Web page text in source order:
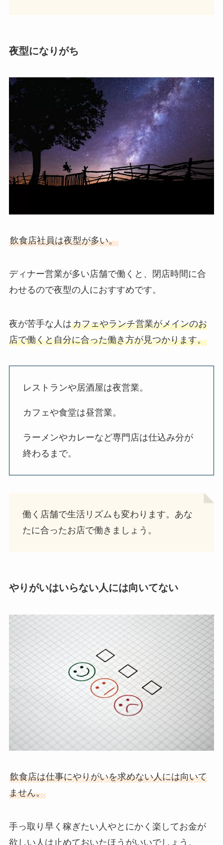
夜型になりがち
飲食店社員は夜型が多い。
ディナー営業が多い店舗で働くと、閉店時間に合
わせるので夜型の人におすすめです。
夜が苦手な人はカフェやランチ営業がメインのお
店で働くと自分に合った働き方が見つかります。
レストランや居酒屋は夜営業。
カフェや食堂は昼営業。
ラーメンやカレーなど専門店は仕込み分が
終わるまで。
働く店舗で生活リズムも変わります。あな
たに合ったお店で働きましょう。
やりがいはいらない人には向いてない
飲食店は仕事にやりがいを求めない人には向いて
ません。
手っ取り早く稼ぎたい人やとにかく楽してお金が
欲しい人は止めておいたほうがいいでしょう。